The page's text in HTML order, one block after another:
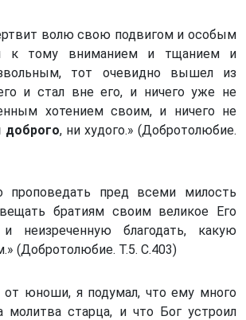
волю свою подвигом и особым
к тому вниманием и тщанием и
тот очевидно вышел из
и стал вне его, и ничего уже не
хотением своим, и ничего не
доброго, ни худого.» (Добротолюбие.
проповедать пред всеми милость
братиям своим великое Его
и неизреченную благодать, какую
(Добротолюбие. Т.5. С.403)
юноши, я подумал, что ему много
молитва старца, и что Бог устроил